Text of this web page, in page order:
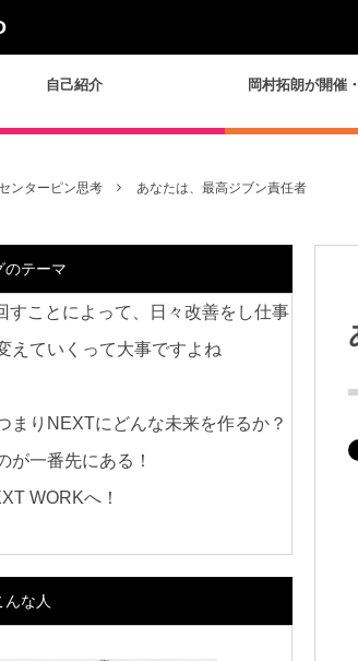
自己紹介 岡村拓朗が開催
センターピン思考 あなたは、最高ジブン責任者
のテーマ
すことによって、日々改善をし仕事
えていくって大事ですよね
まりNEXTにどんな未来を作るか？
が一番先にある！
WORKへ！
んな人